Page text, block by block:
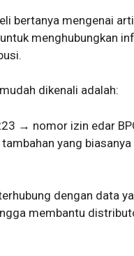
bertanya mengenai
menghubungkan
dikenali adalah:
→ nomor izin edar
yang
dengan data
membantu